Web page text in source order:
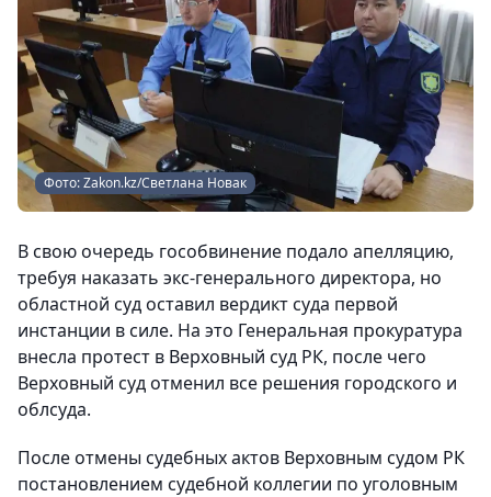
Фото: Zakon.kz/Светлана Новак
В свою очередь гособвинение подало апелляцию,
требуя наказать экс-генерального директора, но
областной суд оставил вердикт суда первой
инстанции в силе. На это Генеральная прокуратура
внесла протест в Верховный суд РК, после чего
Верховный суд отменил все решения городского и
облсуда.
После отмены судебных актов Верховным судом РК
постановлением судебной коллегии по уголовным